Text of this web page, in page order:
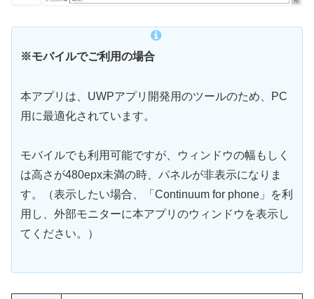
※モバイルでご利用の場合
本アプリは、UWPアプリ開発用のツールのため、PC
用に最適化されています。
モバイルでも利用可能ですが、ウィンドウの幅もしく
は高さが480epx未満の時、パネルが非表示になりま
す。（表示したい場合、「Continuum for phone」を利
用し、外部モニターに本アプリのウィンドウを表示し
てください。）